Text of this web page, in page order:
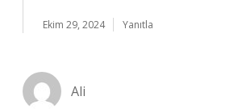
Ekim 29, 2024 Yanıtla
Ali